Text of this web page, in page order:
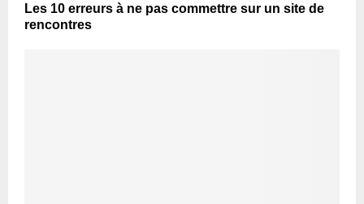
Les 10 erreurs à ne pas commettre sur un site de
rencontres